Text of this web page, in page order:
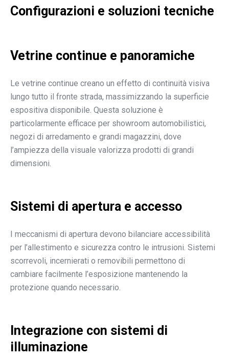
Configurazioni e soluzioni tecniche
Vetrine continue e panoramiche
Le vetrine continue creano un effetto di continuità visiva
lungo tutto il fronte strada, massimizzando la superficie
espositiva disponibile. Questa soluzione è
particolarmente efficace per showroom automobilistici,
negozi di arredamento e grandi magazzini, dove
l’ampiezza della visuale valorizza prodotti di grandi
dimensioni.
Sistemi di apertura e accesso
I meccanismi di apertura devono bilanciare accessibilità
per l’allestimento e sicurezza contro le intrusioni. Sistemi
scorrevoli, incernierati o removibili permettono di
cambiare facilmente l’esposizione mantenendo la
protezione quando necessario.
Integrazione con sistemi di
illuminazione